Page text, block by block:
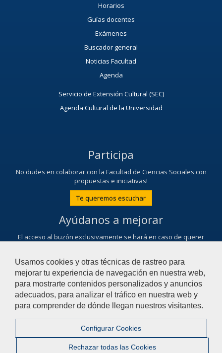
Usamos cookies y otras técnicas de rastreo para
mejorar tu experiencia de navegación en nuestra web,
para mostrarte contenidos personalizados y anuncios
adecuados, para analizar el tráfico en nuestra web y
para comprender de dónde llegan nuestros visitantes.
Configurar Cookies
Rechazar todas las Cookies
Horarios
Guías docentes
Exámenes
Buscador general
Noticias Facultad
Agenda
Servicio de Extensión Cultural (SEC)
Agenda Cultural de la Universidad
Participa
No dudes en colaborar con la Facultad de Ciencias Sociales con
propuestas e iniciativas!
Te queremos escuchar
Ayúdanos a mejorar
El acceso al buzón exclusivamente se hará en caso de querer
Contacta con nosotros
© 2018 Universidad Pablo de Olavide - Facultad de
Aviso Legal | Privacidad